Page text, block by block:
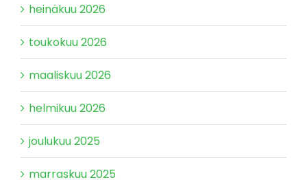
heinäkuu 2026
toukokuu 2026
maaliskuu 2026
helmikuu 2026
joulukuu 2025
marraskuu 2025